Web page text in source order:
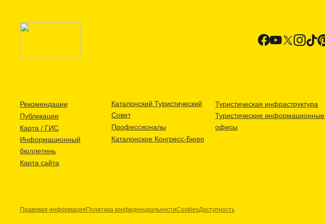
Рекомендации
Публикации
Карта / ГИС
Информационный
бюллетень
Карта сайта
Каталонский Туристический
Совет
Профессионалы
Каталонское Конгресс-Бюро
Туристическая инфраструктура
Туристические информационные
офисы
Правовая информация Политика конфиденциальностиCookiesДоступность